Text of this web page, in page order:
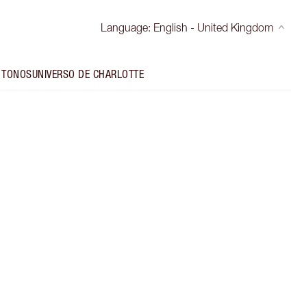
Language: English - United Kingdom
UNIVERSO DE CHARLOTTE